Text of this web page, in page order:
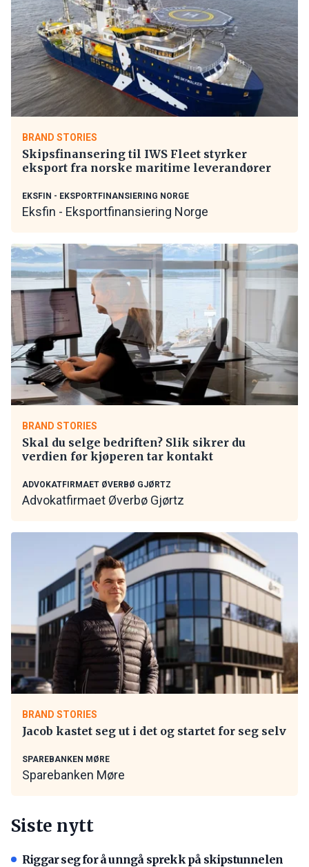
BRAND STORIES
Skipsfinansering til IWS Fleet styrker
eksport fra norske maritime leverandører
EKSFIN - EKSPORTFINANSIERING NORGE
Eksfin - Eksportfinansiering Norge
BRAND STORIES
Skal du selge bedriften? Slik sikrer du
verdien før kjøperen tar kontakt
ADVOKATFIRMAET ØVERBØ GJØRTZ
Advokatfirmaet Øverbø Gjørtz
BRAND STORIES
Jacob kastet seg ut i det og startet for seg selv
SPAREBANKEN MØRE
Sparebanken Møre
Siste nytt
Riggar seg for å unngå sprekk på skipstunnelen